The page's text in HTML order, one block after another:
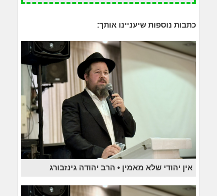
כתבות נוספות שיעניינו אותך:
אין יהודי שלא מאמין • הרב יהודה גינזבורג